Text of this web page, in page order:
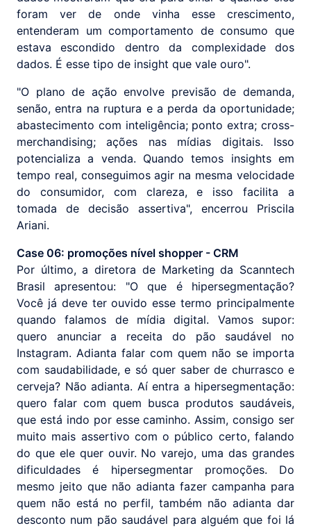
foram ver de onde vinha esse crescimento,
entenderam um comportamento de consumo que
estava escondido dentro da complexidade dos
dados. É esse tipo de insight que vale ouro".
"O plano de ação envolve previsão de demanda,
senão, entra na ruptura e a perda da oportunidade;
abastecimento com inteligência; ponto extra; cross-
merchandising; ações nas mídias digitais. Isso
potencializa a venda. Quando temos insights em
tempo real, conseguimos agir na mesma velocidade
do consumidor, com clareza, e isso facilita a
tomada de decisão assertiva", encerrou Priscila
Ariani.
Case 06: promoções nível shopper - CRM
Por último, a diretora de Marketing da Scanntech
Brasil apresentou: "O que é hipersegmentação?
Você já deve ter ouvido esse termo principalmente
quando falamos de mídia digital. Vamos supor:
quero anunciar a receita do pão saudável no
Instagram. Adianta falar com quem não se importa
com saudabilidade, e só quer saber de churrasco e
cerveja? Não adianta. Aí entra a hipersegmentação:
quero falar com quem busca produtos saudáveis,
que está indo por esse caminho. Assim, consigo ser
muito mais assertivo com o público certo, falando
do que ele quer ouvir. No varejo, uma das grandes
dificuldades é hipersegmentar promoções. Do
mesmo jeito que não adianta fazer campanha para
quem não está no perfil, também não adianta dar
desconto num pão saudável para alguém que foi lá